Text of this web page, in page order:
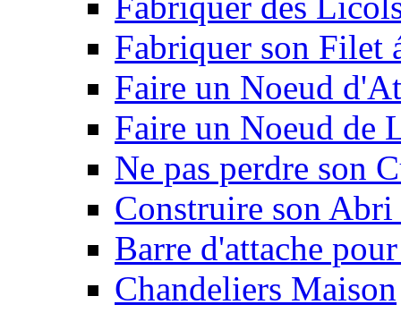
Fabriquer son Filet
Faire un Noeud
Faire un Noeud de
Ne pas perdre son
Construire son
Barre d'attache
Chandeliers Maison